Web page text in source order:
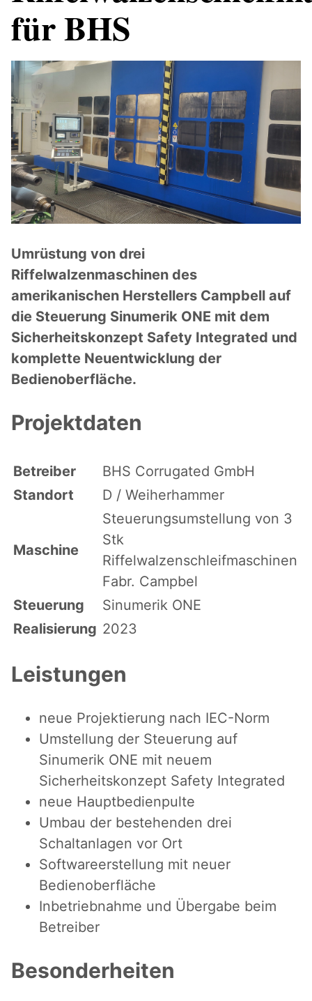
für BHS
Umrüstung von drei
Riffelwalzenmaschinen des
amerikanischen Herstellers Campbell auf
die Steuerung Sinumerik ONE mit dem
Sicherheitskonzept Safety Integrated und
komplette Neuentwicklung der
Bedienoberfläche.
Projektdaten
Betreiber
BHS Corrugated GmbH
Standort
D / Weiherhammer
Maschine
Steuerungsumstellung von 3
Stk
Riffelwalzenschleifmaschinen
Fabr. Campbel
Steuerung
Sinumerik ONE
Realisierung 2023
Leistungen
neue Projektierung nach IEC-Norm
Umstellung der Steuerung auf
Sinumerik ONE mit neuem
Sicherheitskonzept Safety Integrated
neue Hauptbedienpulte
Umbau der bestehenden drei
Schaltanlagen vor Ort
Softwareerstellung mit neuer
Bedienoberfläche
Inbetriebnahme und Übergabe beim
Betreiber
Besonderheiten